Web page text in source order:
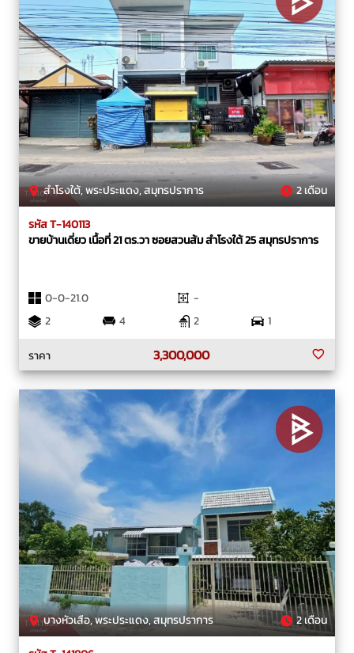
สำโรงใต้, พระประแดง, สมุทรปราการ 2 เดือน
รหัส T-140113
ขายบ้านเดี่ยว เนื้อที่ 21 ตร.วา ซอยสวนส้ม สำโรงใต้ 25 สมุทรปราการ
0-0-21.0
-
2
4 2
1
ราคา
3,300,000
บางหัวเสือ, พระประแดง, สมุทรปราการ 2 เดือน